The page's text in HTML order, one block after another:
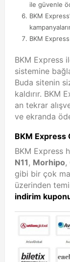
ile güvenle
BKM
BKM
BKM Express
sistemine
Buda sitenin
kaldırır. BKM
an tekrar
ve ekranda
BKM Express
BKM Express
N11 , Morhipo,
gibi bir çok
üzerinden
indirim